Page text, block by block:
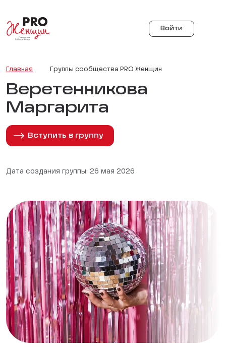
Войти
Главная Группы сообщества PRO Женщин
Веретенникова
Маргарита
Вступить в группу
Дата создания группы: 26 мая 2026